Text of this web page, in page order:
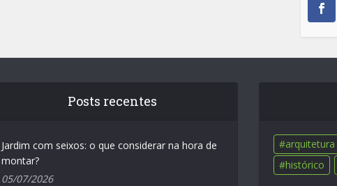
Posts recentes
Jardim com seixos: o que considerar na hora de
montar?
05/07/2026
arquitetura
histórico